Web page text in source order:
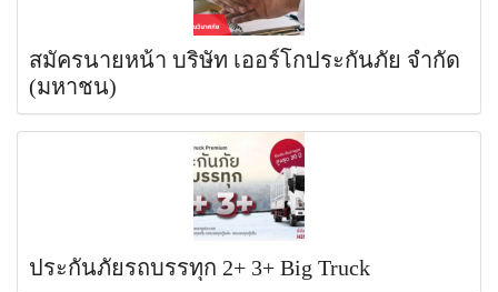
สมัครนายหน้า บริษัท เออร์โกประกันภัย จำกัด
(มหาชน)
ประกันภัยรถบรรทุก 2+ 3+ Big Truck